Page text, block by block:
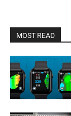
MOST READ